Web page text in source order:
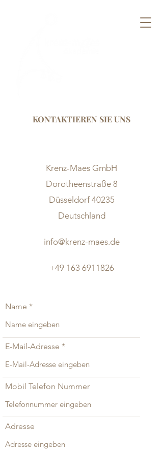
KONTAKTIEREN SIE UNS
Krenz-Maes GmbH
Dorotheenstraße 8
Düsseldorf 40235
Deutschland
info@krenz-maes.de
+49 163 6911826
Name
E-Mail-Adresse
Mobil Telefon Nummer
Adresse